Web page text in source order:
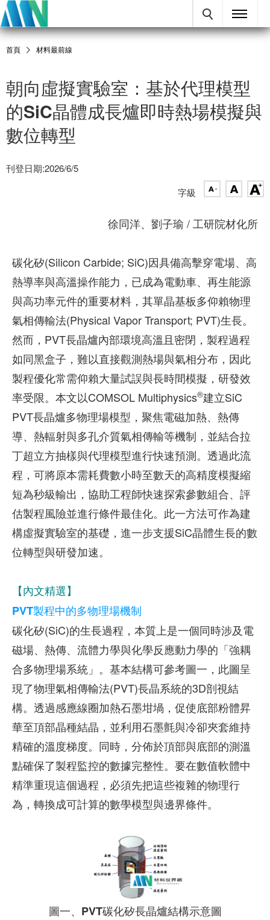
首頁 材料最前線
朝向虛擬實驗室：基於代理模型
的SiC晶體成長爐即時熱場模擬與
數位轉型
刊登日期:2026/6/5
字級
徐同洋、劉子瑜 / 工研院材化所
碳化矽(Silicon Carbide; SiC)因具備高擊穿電場、高
熱導率與高溫操作能力，已成為電動車、再生能源
與高功率元件的重要材料，其單晶基板多仰賴物理
氣相傳輸法(Physical Vapor Transport; PVT)生長。
然而，PVT長晶爐內部環境高溫且密閉，製程過程
如同黑盒子，難以直接觀測熱場與氣相分布，因此
製程優化常需仰賴大量試誤與長時間模擬，研發效
率受限。本文以COMSOL Multiphysics®建立SiC
PVT長晶爐多物理場模型，聚焦電磁加熱、熱傳
導、熱輻射與多孔介質氣相傳輸等機制，並結合拉
丁超立方抽樣與代理模型進行快速預測。透過此流
程，可將原本需耗費數小時至數天的高精度模擬縮
短為秒級輸出，協助工程師快速探索參數組合、評
估製程風險並進行條件最佳化。此一方法可作為建
構虛擬實驗室的基礎，進一步支援SiC晶體生長的數
位轉型與研發加速。
【內文精選】
PVT製程中的多物理場機制
碳化矽(SiC)的生長過程，本質上是一個同時涉及電
磁場、熱傳、流體力學與化學反應動力學的「強耦
合多物理場系統」。基本結構可參考圖一，此圖呈
現了物理氣相傳輸法(PVT)長晶系統的3D剖視結
構。透過感應線圈加熱石墨坩堝，促使底部粉體昇
華至頂部晶種結晶，並利用石墨氈與冷卻夾套維持
精確的溫度梯度。同時，分佈於頂部與底部的測溫
點確保了製程監控的數據完整性。要在數值軟體中
精準重現這個過程，必須先把這些複雜的物理行
為，轉換成可計算的數學模型與邊界條件。
圖一、PVT碳化矽長晶爐結構示意圖